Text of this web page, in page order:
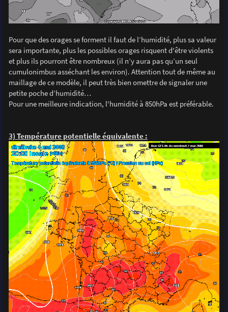
Pour que des orages se forment il faut de l’humidité, plus sa valeur
sera importante, plus les possibles orages risquent d'être violents
et plus ils pourront être nombreux (il n’y aura pas qu’un seul
cumulonimbus asséchant les environ). Attention tout de même au
maillage de ce modèle, il peut très bien omettre de signaler une
petite poche d’humidité…
Pour une meilleure indication, l'humidité à 850hPa est préférable.
3) Température potentielle équivalente :